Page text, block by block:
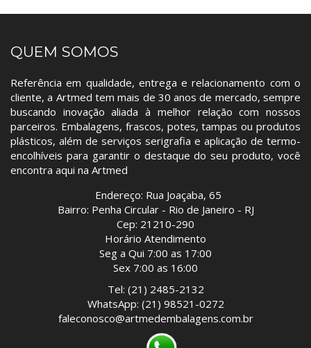
QUEM SOMOS
Referência em qualidade, entrega e relacionamento com o
cliente, a Artmed tem mais de 30 anos de mercado, sempre
buscando inovação aliada à melhor relação com nossos
parceiros. Embalagens, frascos, potes, tampas ou produtos
plásticos, além de serviços serigrafia e aplicação de termo-
encolhíveis para garantir o destaque do seu produto, você
encontra aqui na Artmed
Endereço: Rua Joaçaba, 65
Bairro: Penha Circular - Rio de Janeiro - RJ
Cep: 21210-290
Horário Atendimento
Seg a Qui 7:00 as 17:00
Sex 7:00 as 16:00
Tel: (21) 2485-2132
WhatsApp: (21) 98521-0272
faleconosco@artmedembalagens.com.br